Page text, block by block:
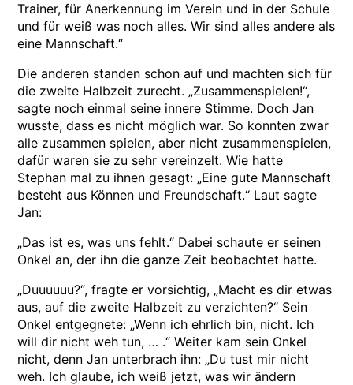
Trainer, für Anerkennung im Verein und in der Schule
und für weiß was noch alles. Wir sind alles andere als
eine Mannschaft.“
Die anderen standen schon auf und machten sich für
die zweite Halbzeit zurecht. „Zusammenspielen!“,
sagte noch einmal seine innere Stimme. Doch Jan
wusste, dass es nicht möglich war. So konnten zwar
alle zusammen spielen, aber nicht zusammenspielen,
dafür waren sie zu sehr vereinzelt. Wie hatte
Stephan mal zu ihnen gesagt: „Eine gute Mannschaft
besteht aus Können und Freundschaft.“ Laut sagte
Jan:
„Das ist es, was uns fehlt.“ Dabei schaute er seinen
Onkel an, der ihn die ganze Zeit beobachtet hatte.
„Duuuuuu?“, fragte er vorsichtig, „Macht es dir etwas
aus, auf die zweite Halbzeit zu verzichten?“ Sein
Onkel entgegnete: „Wenn ich ehrlich bin, nicht. Ich
will dir nicht weh tun, … .“ Weiter kam sein Onkel
nicht, denn Jan unterbrach ihn: „Du tust mir nicht
weh. Ich glaube, ich weiß jetzt, was wir ändern